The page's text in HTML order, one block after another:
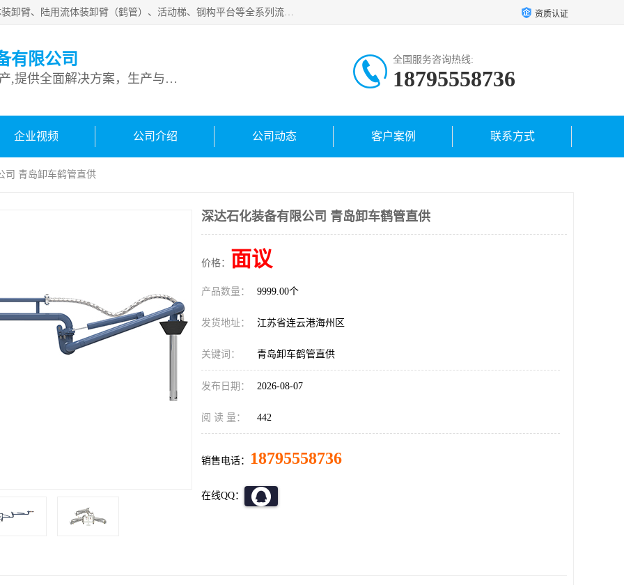
连云港深达石化装备有限公司是从事定量装车系统、船用流体装卸臂、陆用流体装卸臂（鹤管）、活动梯、钢构平台等全系列流体装卸设备的设计、制造、销售以及服务的专业供应商。公司始终以客户为中心，密切跟踪国内外油气储运及装卸设备先进技术的发展，以先进的技术、优质的产品、一流的服务，满足客户需求。 资质认证
有限公司
专业从事流体装卸设备生产,提供全面解决方案，生产与定制服务
全国服务咨询热线:
18795558736
企业视频 公司介绍 公司动态 客户案例 联系方式
司 青岛卸车鹤管直供
深达石化装备有限公司 青岛卸车鹤管直供
价格： 面议
产品数量： 9999.00个
发货地址： 江苏省连云港海州区
关键词： 青岛卸车鹤管直供
发布日期： 2026-08-07
阅 读 量： 442
销售电话： 18795558736
在线QQ：